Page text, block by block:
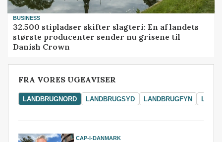
BUSINESS
32.500 stipladser skifter slagteri: En af landets
største producenter sender nu grisene til
Danish Crown
FRA VORES UGEAVISER
LANDBRUGNORD LANDBRUGSYD LANDBRUGFYN
CAP-I-DANMARK